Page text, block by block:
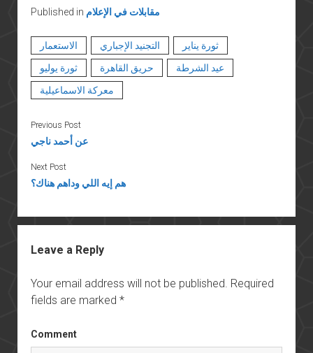
Published in مقابلات في الإعلام
الاستعمار التجنيد الإجباري
ثورة يناير
ثورة يوليو
حريق القاهرة
عيد الشرطة
معركة الاسماعيلية
Previous Post
عن أحمد ناجي
Next Post
هم إيه اللي وداهم هناك؟
Leave a Reply
Your email address will not be published. Required
fields are marked *
Comment